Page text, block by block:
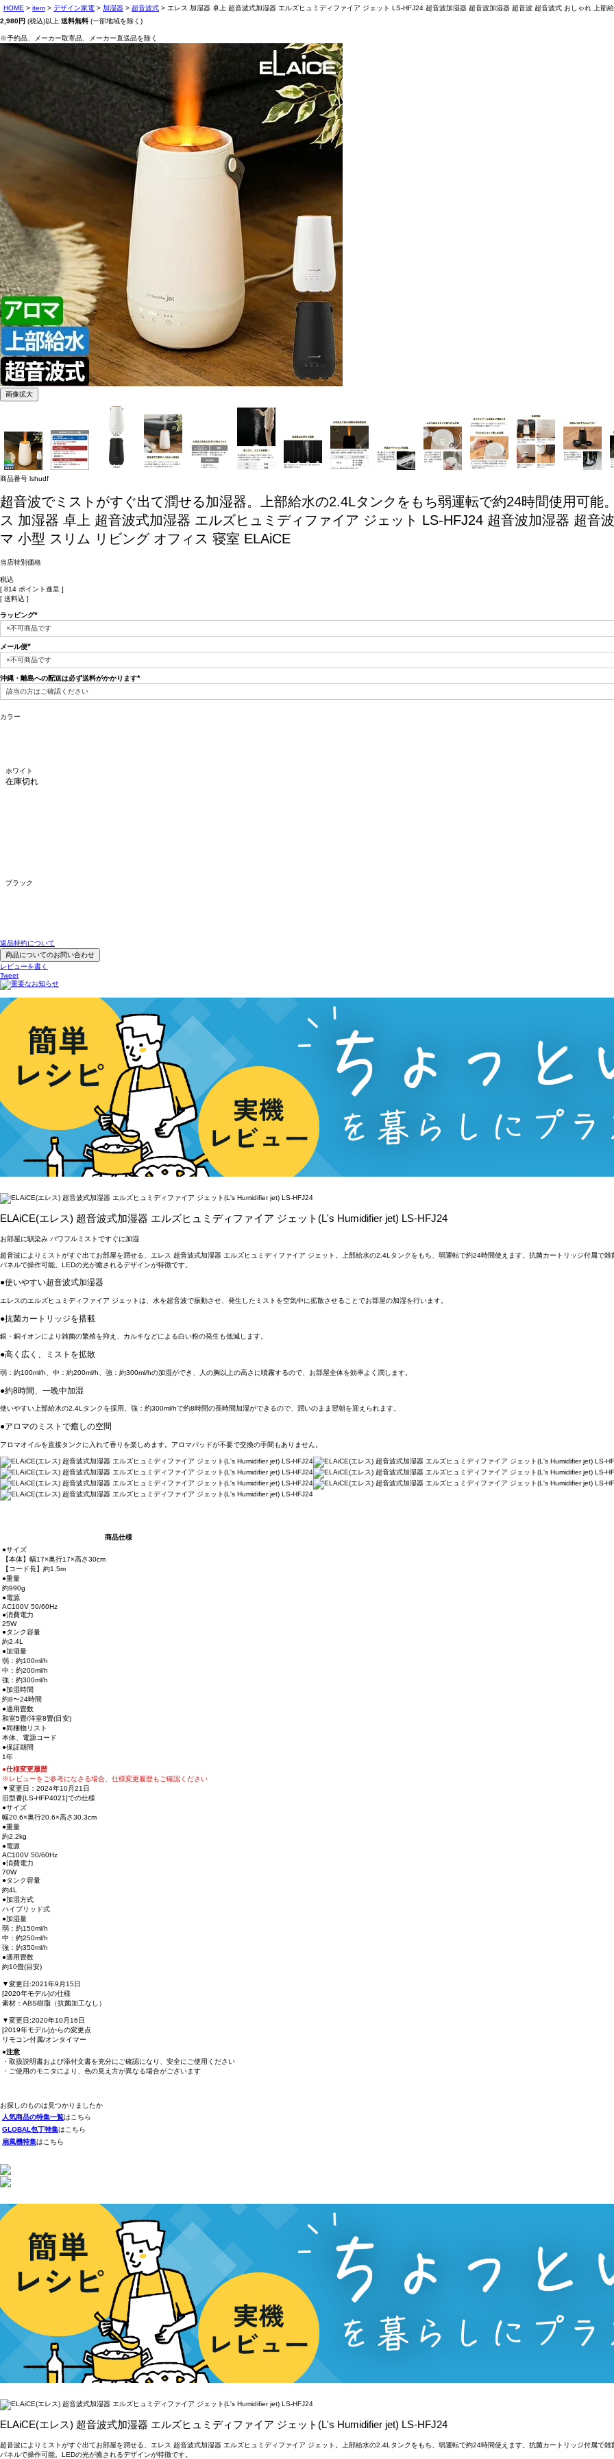
HOME item デザイン家電 加湿器 超音波式
エレス 加湿器 卓上 超音波式加湿器 エルズヒュミディファイア ジェット LS-HFJ24 超音波加湿器 超音波加湿器 超音波 超音波式 おしゃれ 上部
2,980円 (税込)以上 送料無料 (一部地域を除く)
※予約品、メーカー取寄品、メーカー直送品を除く
画像拡大
商品番号 lshudf
超音波でミストがすぐ出て潤せる加湿器。上部給水の2.4Lタンクをもち弱運転で約24時間使用可能
ス 加湿器 卓上 超音波式加湿器 エルズヒュミディファイア ジェット LS-HFJ24 超音波加湿器 超音
マ 小型 スリム リビング オフィス 寝室 ELAiCE
当店特別価格
税込
[ 814 ポイント進呈 ]
送料込
ラッピング
(必
メール便
(必
須)
沖縄・離島への配送は必ず送料がかかります
カラー
ホワイト
在庫切れ
ブラック
返品特約について
商品についてのお問い合わせ
レビューを書く
Tweet
ELAiCE(エレス) 超音波式加湿器 エルズヒュミディファイア ジェット(L's Humidifier jet) LS-HFJ24
お部屋に馴染み パワフルミストですぐに加湿
超音波によりミストがすぐ出てお部屋を潤せる、エレス 超音波式加湿器 エルズヒュミディファイア ジェット。上部給水の2.4Lタンクをもち、弱運転で約24時間使えます。抗菌カートリッジ付属で
パネルで操作可能。LEDの光が癒されるデザインが特徴です。
●使いやすい超音波式加湿器
エレスのエルズヒュミディファイア ジェットは、水を超音波で振動させ、発生したミストを空気中に拡散させることでお部屋の加湿を行います。
●抗菌カートリッジを搭載
銀・銅イオンにより雑菌の繁殖を抑え、カルキなどによる白い粉の発生も低減します。
●高く広く、ミストを拡散
弱：約100ml/h、中：約200ml/h、強：約300ml/hの加湿ができ、人の胸以上の高さに噴霧するので、お部屋全体を効率よく潤します。
●約8時間、一晩中加湿
使いやすい上部給水の2.4Lタンクを採用。強：約300ml/hで約8時間の長時間加湿ができるので、潤いのまま翌朝を迎えられます。
●アロマのミストで癒しの空間
アロマオイルを直接タンクに入れて香りを楽しめます。アロマパッドが不要で交換の手間もありません。
商品仕様
●サイズ
【本体】幅17×奥行17×高さ30cm
【コード長】約1.5m
●重量
約990g
●電源
AC100V 50/60Hz
●消費電力
25W
●タンク容量
約2.4L
●加湿量
弱：約100ml/h
中：約200ml/h
強：約300ml/h
●加湿時間
約8〜24時間
●適用畳数
和室5畳/洋室8畳(目安)
●同梱物リスト
本体、電源コード
●保証期間
1年
●仕様変更履歴
※レビューをご参考になさる場合、仕様変更履歴もご確認ください
▼変更日：2024年10月21日
旧型番[LS-HFP4021]での仕様
●サイズ
幅20.6×奥行20.6×高さ30.3cm
●重量
約2.2kg
●電源
AC100V 50/60Hz
●消費電力
70W
●タンク容量
約4L
●加湿方式
ハイブリッド式
●加湿量
弱：約150ml/h
中：約250ml/h
強：約350ml/h
●適用畳数
約10畳(目安)
▼変更日:2021年9月15日
[2020年モデル]の仕様
素材：ABS樹脂（抗菌加工なし）
▼変更日:2020年10月16日
[2019年モデル]からの変更点
リモコン付属/オンタイマー
●注意
・取扱説明書および添付文書を充分にご確認になり、安全にご使用ください
・ご使用のモニタにより、色の見え方が異なる場合がございます
お探しのものは見つかりましたか
人気商品の特集一覧はこちら
GLOBAL包丁特集はこちら
扇風機特集はこちら
ELAiCE(エレス) 超音波式加湿器 エルズヒュミディファイア ジェット(L's Humidifier jet) LS-HFJ24
超音波によりミストがすぐ出てお部屋を潤せる、エレス 超音波式加湿器 エルズヒュミディファイア ジェット。上部給水の2.4Lタンクをもち、弱運転で約24時間使えます。抗菌カートリッジ付属で
パネルで操作可能。LEDの光が癒されるデザインが特徴です。